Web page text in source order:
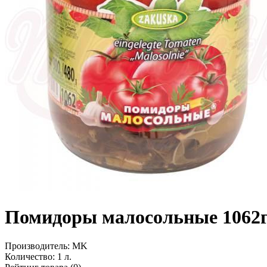
Помидоры малосольные
Производитель: MK
Количество: 1 л.